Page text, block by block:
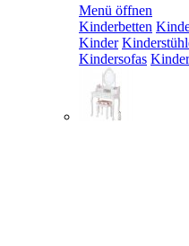
Menü öffnen
Kinderbetten
Kinder
Kindersofas